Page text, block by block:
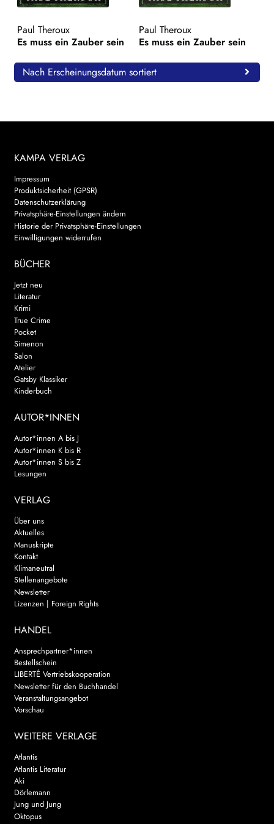
Search:
Paul Theroux
Es muss ein Zauber sein
Paul Theroux
Es muss ein Zauber sein
Nach Erscheinungsdatum sortiert
KAMPA VERLAG
Impressum
Produktsicherheit (GPSR)
Datenschutzerklärung
Privatsphäre-Einstellungen ändern
Historie der Privatsphäre-Einstellungen
Einwilligungen widerrufen
BÜCHER
Jetzt neu
Literatur
Krimi
True Crime
Pocket
Simenon
Salon
Atelier
Gatsby Klassiker
Kinderbuch
AUTOR*INNEN
Autor*innen A bis J
Autor*innen K bis R
Autor*innen S bis Z
Lesungen
VERLAG
Über uns
Aktuelles
Manuskripte
Kontakt
Klimaneutral
Stellenangebote
Newsletter
Lizenzen | Foreign Rights
HANDEL
Ansprechpartner*innen
Bestellschein
LIBERTÉ Vertriebskooperation
Newsletter für den Buchhandel
Veranstaltungsangebot
Vorschau
WEITERE VERLAGE
Atlantis
Atlantis Literatur
Aki
Dörlemann
Jung und Jung
Oktopus